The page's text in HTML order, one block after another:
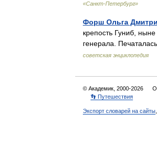
«Санкт-Петербург»
Форш Ольга
крепость Гуниб,
генерала.
советская энциклопедия
© Академик, 2000-2026
👣 Путешествия
Экспорт словарей на сайты